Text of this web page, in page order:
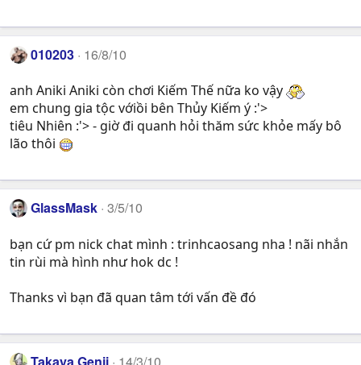
010203 16/8/10
anh Aniki Aniki còn chơi Kiếm Thế nữa ko vậy
em chung gia tộc vớiồi bên Thủy Kiếm ý :'>
tiêu Nhiên :'> - giờ đi quanh hỏi thăm sức khỏe mấy bô
lão thôi
GlassMask 3/5/10
bạn cứ pm nick chat mình : trinhcaosang nha ! nãi nhắn
tin rùi mà hình như hok dc !
Thanks vì bạn đã quan tâm tới vấn đề đó
Takaya Genji 14/3/10